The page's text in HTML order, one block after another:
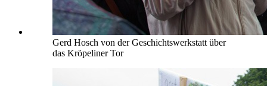
Gerd Hosch von der Geschichtswerkstatt über
das Kröpeliner Tor